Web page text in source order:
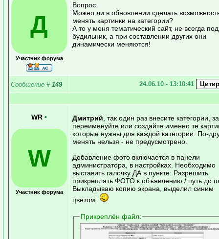
Д
Участник форума
Вопрос.
Можно ли в обновлении сделать
менять картинки на категории?
А то у меня тематический сайт, не всегда
будильник, а при составлении других они
динамически меняются!
Сообщение # 149 24.06.10 - 13:10:41
WR •
W
Участник форума
Дмитрий , так один раз внесите категории,
переименуйте или создайте именно те
которые нужны для каждой категории. По-
менять нельзя - не предусмотрено.
Добавление фото включается в панели
администратора, в настройках. Необходимо
выставить галочку ДА в пункте: Разрешить
прикреплять ФОТО к объявлению / путь до
Выкладываю копию экрана, выделил синим
цветом.
Прикреплён файл: